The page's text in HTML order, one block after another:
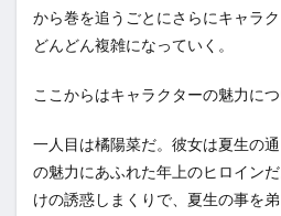
から巻を追うごとにさらにキャラ
どんどん複雑になっていく。
ここからはキャラクターの魅力につ
一人目は橘陽菜だ。彼女は夏生の
の魅力にあふれた年上のヒロイン
けの誘惑しまくりで、夏生の事を